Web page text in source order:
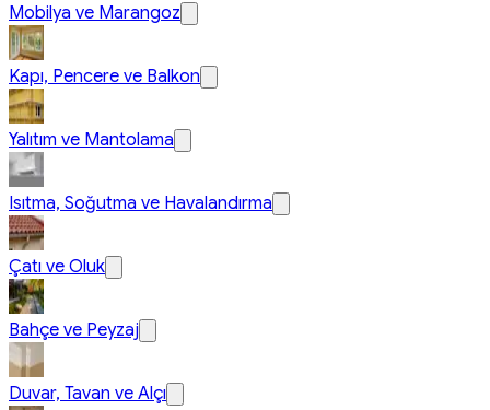
Mobilya ve Marangoz
Kapı, Pencere ve Balkon
Yalıtım ve Mantolama
Isıtma, Soğutma ve Havalandırma
Çatı ve Oluk
Bahçe ve Peyzaj
Duvar, Tavan ve Alçı